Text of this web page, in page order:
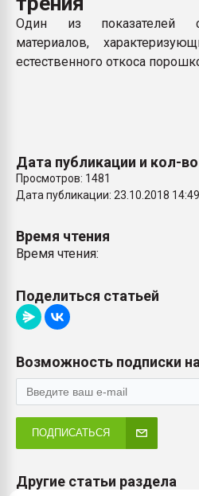
Один из показателей
материалов,
естественного откоса
Дата публикации и кол-
Просмотров: 1481
Дата публикации: 23.10.2018
Время чтения
Время чтения:
Поделиться статьей
Возможность подписки
ПОДПИСАТЬСЯ
Другие статьи раздела